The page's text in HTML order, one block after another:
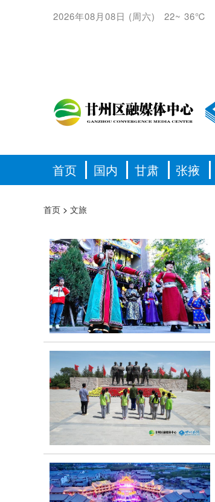
2026年08月08日 (周六) 22~ 36℃
首页 国内 甘肃 张掖
首页 > 文旅